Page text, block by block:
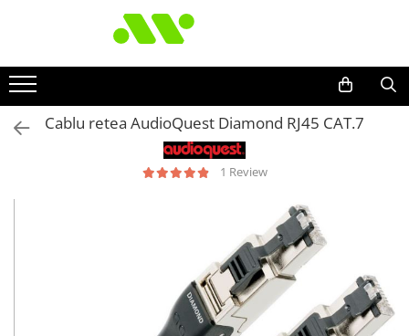
Cablu retea AudioQuest Diamond RJ45 CAT.7
1 Review